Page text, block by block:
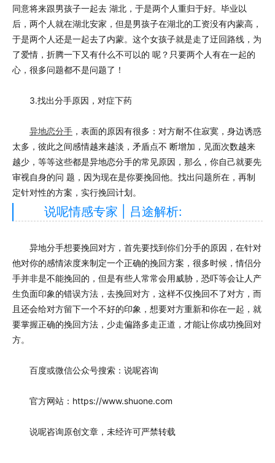
同意将来跟男孩子一起去 湖北，于是两个人重归于好。毕业以
后，两个人就在湖北安家，但是男孩子在湖北的工资没有内蒙高，
于是两个人还是一起去了内蒙。这个女孩子就是走了迂回路线，为
了爱情，折腾一下又有什么不可以的 呢？只要两个人有在一起的
心，很多问题都不是问题了！
3.找出分手原因，对症下药
异地恋分手 ，表面的原因有很多：对方耐不住寂寞，身边诱惑
太多，彼此之间感情越来越淡，矛盾点不 断增加，见面次数越来
越少，等等这些都是异地恋分手的常见原因，那么，你自己就要先
审视自身的问 题，因为现在是你要挽回他。找出问题所在，再制
定针对性的方案，实行挽回计划。
说呢情感专家 | 吕途解析:
异地分手想要挽回对方，首先要找到你们分手的原因，在针对
他对你的感情浓度来制定一个正确的挽回方案，很多时候，情侣分
手并非是不能挽回的，但是有些人常常会用威胁，恐吓等会让人产
生负面印象的错误方法，去挽回对方，这样不仅挽回不了对方，而
且还会给对方留下一个不好的印象，想要对方重新和你在一起，就
要掌握正确的挽回方法，少走偏路多走正道，才能让你成功挽回对
方。
百度或微信公众号搜索：说呢咨询
官方网站：https://www.shuone.com
说呢咨询原创文章，未经许可严禁转载